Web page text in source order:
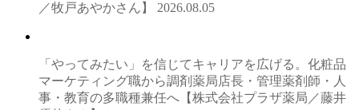
／牧戸あやかさん】 2026.08.05
「やってみたい」を信じてキャリアを広げる。化粧品
マーケティング職から調剤薬局店長・管理薬剤師・人
事・教育の多職種兼任へ【株式会社プラザ薬局／藤井